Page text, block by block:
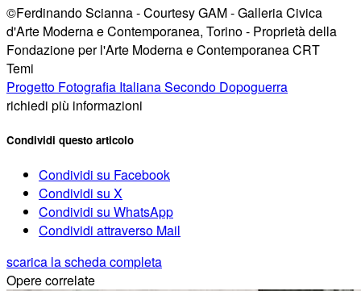
©Ferdinando Scianna - Courtesy GAM - Galleria Civica
d'Arte Moderna e Contemporanea, Torino - Proprietà della
Fondazione per l'Arte Moderna e Contemporanea CRT
Temi
Progetto Fotografia Italiana Secondo Dopoguerra
richiedi più informazioni
Condividi questo articolo
Condividi su Facebook
Condividi su X
Condividi su WhatsApp
Condividi attraverso Mail
scarica la scheda completa
Opere correlate